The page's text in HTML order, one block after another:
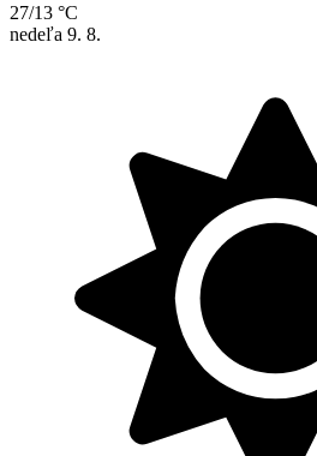
27/13 °C
nedeľa 9. 8.